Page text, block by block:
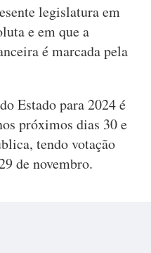
legislatura em
e em que a
é marcada pela
Estado para 2024 é
próximos dias 30 e
tendo votação
de novembro.